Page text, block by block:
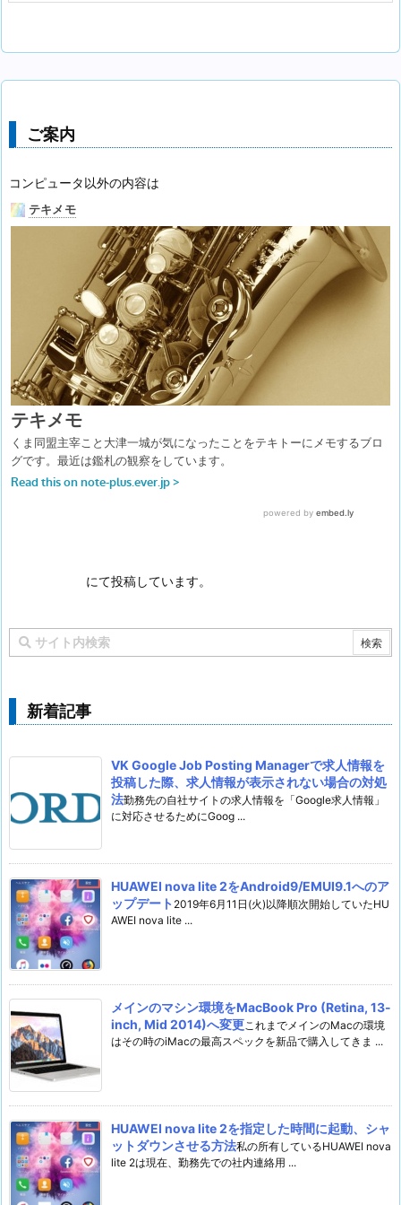
ご案内
コンピュータ以外の内容は
にて投稿しています。
新着記事
VK Google Job Posting Managerで求人情報を
投稿した際、求人情報が表示されない場合の対処
法勤務先の自社サイトの求人情報を「Google求人情報」
に対応させるためにGoog ...
HUAWEI nova lite 2をAndroid9/EMUI9.1へのア
ップデート 2019年6月11日(火)以降順次開始していたHU
AWEI nova lite ...
メインのマシン環境をMacBook Pro (Retina, 13-
inch, Mid 2014)へ変更これまでメインのMacの環境
はその時のiMacの最高スペックを新品で購入してきま ...
HUAWEI nova lite 2を指定した時間に起動、シャ
ットダウンさせる方法私の所有しているHUAWEI nova
lite 2は現在、勤務先での社内連絡用 ...